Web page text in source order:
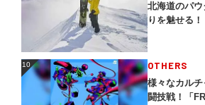
北海道のパ
りを魅せる！
10 OTHERS
様々なカル
闘技戦！「